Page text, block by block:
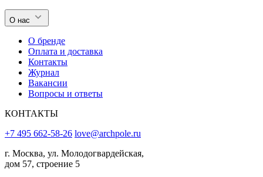
О нас
О бренде
Оплата и доставка
Контакты
Журнал
Вакансии
Вопросы и ответы
КОНТАКТЫ
+7 495 662-58-26 love@archpole.ru
г. Москва, ул. Молодогвардейская,
дом 57, строение 5